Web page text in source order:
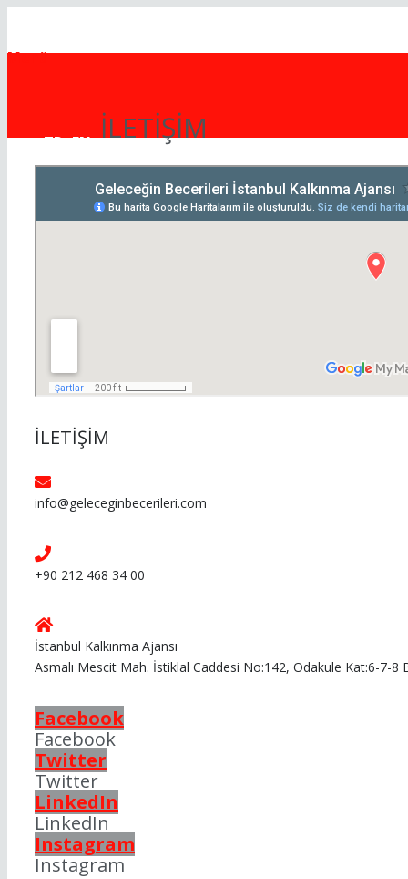
Menü
TR EN İLETİŞİM
İLETİŞİM
info@geleceginbecerileri.com
+90 212 468 34 00
İstanbul Kalkınma Ajansı
Asmalı Mescit Mah. İstiklal Caddesi No:142, Odakule Kat:6-7-8
Facebook
Facebook
Twitter
Twitter
LinkedIn
LinkedIn
Instagram
Instagram